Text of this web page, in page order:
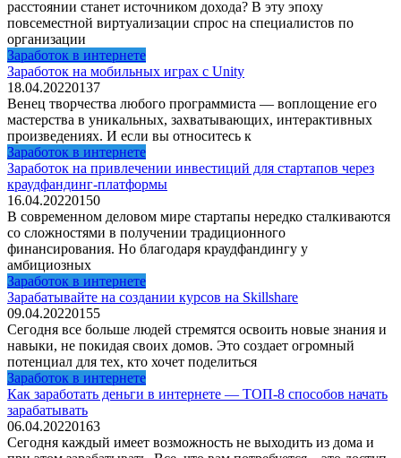
расстоянии станет источником дохода? В эту эпоху
повсеместной виртуализации спрос на специалистов по
организации
Заработок в интернете
Заработок на мобильных играх с Unity
18.04.20220137
Венец творчества любого программиста — воплощение его
мастерства в уникальных, захватывающих, интерактивных
произведениях. И если вы относитесь к
Заработок в интернете
Заработок на привлечении инвестиций для стартапов через
краудфандинг-платформы
16.04.20220150
В современном деловом мире стартапы нередко сталкиваются
со сложностями в получении традиционного
финансирования. Но благодаря краудфандингу у
амбициозных
Заработок в интернете
Зарабатывайте на создании курсов на Skillshare
09.04.20220155
Сегодня все больше людей стремятся освоить новые знания и
навыки, не покидая своих домов. Это создает огромный
потенциал для тех, кто хочет поделиться
Заработок в интернете
Как заработать деньги в интернете — ТОП-8 способов начать
зарабатывать
06.04.20220163
Сегодня каждый имеет возможность не выходить из дома и